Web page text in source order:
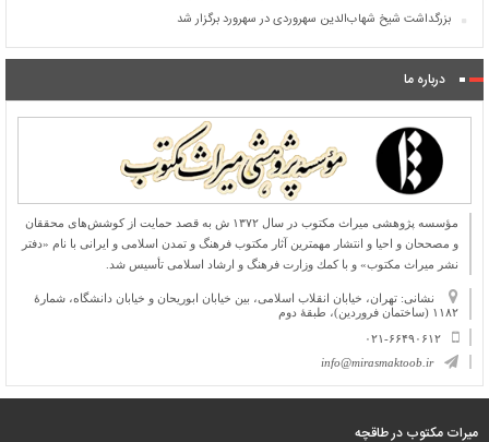
بزرگداشت شیخ شهاب‌الدین سهروردی در سهرورد برگزار شد
درباره ما
مؤسسه پژوهشی میراث مكتوب در سال ۱۳۷۲ ش به قصد حمایت از كوشش‌های محققان
و مصححان و احیا و انتشار مهمترین آثار مكتوب فرهنگ و تمدن اسلامی و ایرانی با نام «دفتر
نشر میراث مكتوب» و با كمك وزارت فرهنگ و ارشاد اسلامی تأسیس شد.
نشانی: تهران، خیابان انقلاب اسلامی، بین خیابان ابوریحان و خیابان دانشگاه، شمارۀ
۱۱۸۲ (ساختمان فروردین)، طبقۀ دوم
۰۲۱-۶۶۴۹۰۶۱۲
info@mirasmaktoob.ir
میرات مکتوب در طاقچه